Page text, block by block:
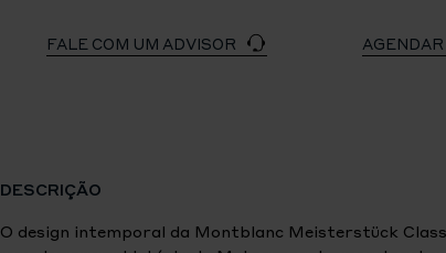
FALE COM UM ADVISOR
DESCRIÇÃO
O design intemporal da Montblanc Meisterstück